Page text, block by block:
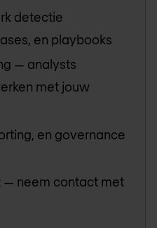
detectie
en playbooks
— analysts
met jouw
en governance
— neem contact met